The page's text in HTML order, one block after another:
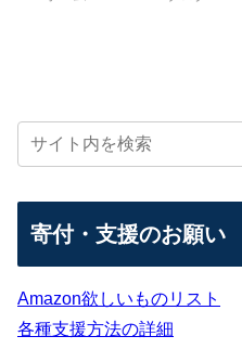
寄付・支援のお願い
Amazon欲しいものリスト
各種支援方法の詳細